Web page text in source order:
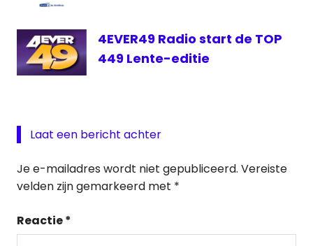
4EVER49 Radio start de TOP
449 Lente-editie
Laat een bericht achter
Je e-mailadres wordt niet gepubliceerd. Vereiste
velden zijn gemarkeerd met *
Reactie*